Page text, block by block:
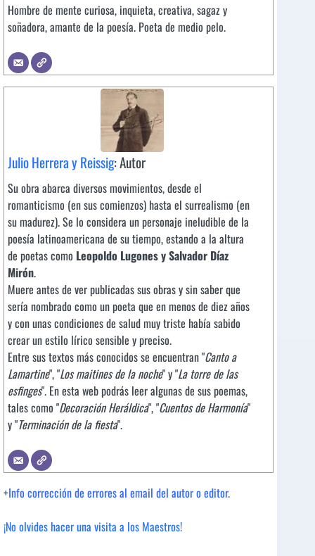
Hombre de mente curiosa, inquieta, creativa, sagaz y
soñadora, amante de la poesía. Poeta de medio pelo.
Julio Herrera y Reissig: Autor
Su obra abarca diversos movimientos, desde el
romanticismo (en sus comienzos) hasta el surrealismo (en
su madurez). Se lo considera un personaje ineludible de la
poesía latinoamericana de su tiempo, estando a la altura
de poetas como Leopoldo Lugones y Salvador Díaz
Mirón.
Muere antes de ver publicadas sus obras y sin saber que
sería nombrado como un poeta que en menos de diez años
y con unas condiciones de salud muy triste había sabido
crear un estilo lírico sensible y preciso.
Entre sus textos más conocidos se encuentran "Canto a
Lamartine", "Los maitines de la noche" y "La torre de las
esfinges". En esta web podrás leer algunas de sus poemas,
tales como "Decoración Heráldica", "Cuentos de Harmonía"
y "Terminación de la fiesta".
+Info corrección de errores al email del autor o editor.
¡No olvides hacer una visita a los Maestros!